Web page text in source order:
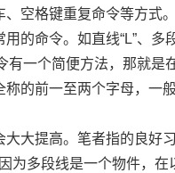
空格键重复命令等方式
的命令。如直线“L”、多
有一个简便方法，那就是
的前一至两个字母，一
大提高。笔者指的良好习
为多段线是一个物件，在